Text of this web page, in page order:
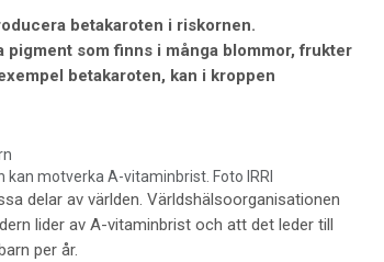
betakaroten i riskornen.
pigment som finns i många blommor, frukter
betakaroten, kan i kroppen
motverka A-vitaminbrist. Foto IRRI
delar av världen. Världshälsoorganisationen
lider av A-vitaminbrist och att det leder till
per år.